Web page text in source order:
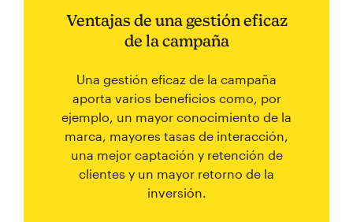
Ventajas de una gestión eficaz
de la campaña
Una gestión eficaz de la campaña
aporta varios beneficios como, por
ejemplo, un mayor conocimiento de la
marca, mayores tasas de interacción,
una mejor captación y retención de
clientes y un mayor retorno de la
inversión.